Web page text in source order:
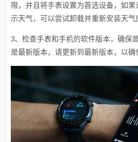
限，并且将手表设置为首选设备，如
示天气，可以尝试卸载并重新安装天气
3、检查手表和手机的软件版本，确保
是最新版本，请更新到最新版本，以确